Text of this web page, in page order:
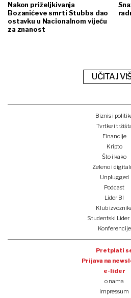
Nakon priželjkivanja
Bozanićeve smrti Stubbs dao
ostavku u Nacionalnom vijeću
za znanost
UČITAJ
Biznis i
Tvrtke i
Financije
Kripto
Što i kako
Zeleno i
Unplugged
Podcast
Lider BI
Klub
Studentski Lider
Konferencije
Pretplati
Prijava na
e-lider
o nama
impressum